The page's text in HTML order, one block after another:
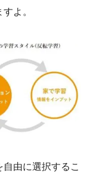
よ。
由に選択するこ